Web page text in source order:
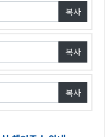
복사
복사
복사